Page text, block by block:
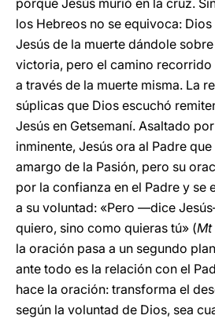
porque Jesús murió en la cruz.
los Hebreos no se equivoca:
Jesús de la muerte dándole
victoria, pero el camino
a través de la muerte misma. La
súplicas que Dios escuchó
Jesús en Getsemaní. Asaltado
inminente, Jesús ora al Padre
amargo de la Pasión, pero su
por la confianza en el Padre y se
a su voluntad: «Pero —dice
quiero, sino como quieras tú» (Mt
la oración pasa a un segundo
ante todo es la relación con el
hace la oración: transforma el
según la voluntad de Dios, sea